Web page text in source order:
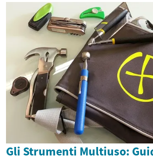
Gli Strumenti Multiuso: